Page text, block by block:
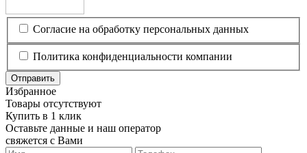
Согласие на обработку персональных данных
Политика конфиденциальности компании
Отправить
Избранное
Товары отсутствуют
Купить в 1 клик
Оставьте данные и наш оператор
свяжется с Вами